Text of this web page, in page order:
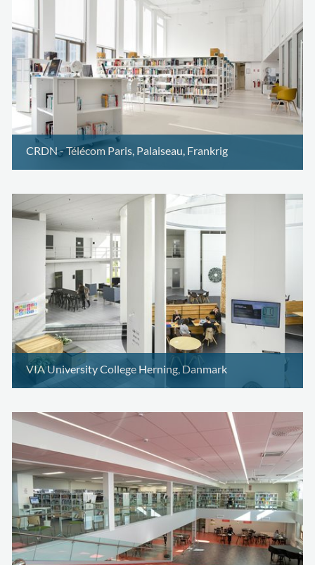
CRDN - Télécom Paris, Palaiseau, Frankrig
VIA University College Herning, Danmark